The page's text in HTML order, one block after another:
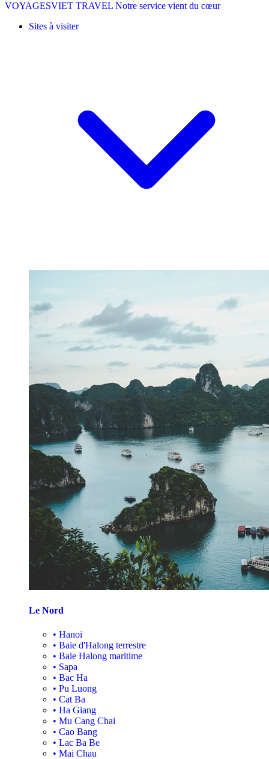
VOYAGESVIET TRAVEL Notre service vient du cœur
Sites à visiter
Le Nord
• Hanoi
• Baie d'Halong terrestre
• Baie Halong maritime
• Sapa
• Bac Ha
• Pu Luong
• Cat Ba
• Ha Giang
• Mu Cang Chai
• Cao Bang
• Lac Ba Be
• Mai Chau